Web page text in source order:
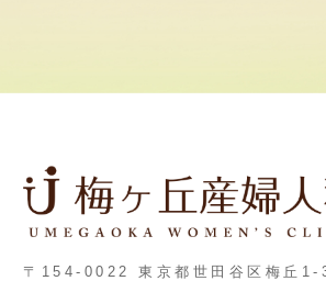
〒154-0022 東京都世田谷区梅丘